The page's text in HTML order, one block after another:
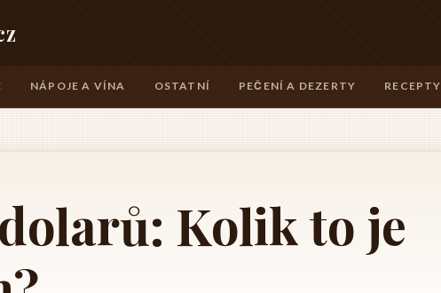
NÁPOJE A VÍNA OSTATNÍ PEČENÍ A DEZERTY RECEPTY
Kolik to je